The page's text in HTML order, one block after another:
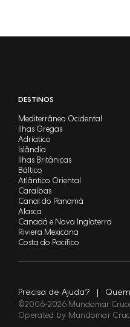
DESTINOS
Mediterrâneo Ocidental
Ilhas Gregas
Adriatico
Islândia
Ilhas Britânicas
Báltico
Atlântico Oriental
Caraíbas
Canal do Panamá
Alasca
Canadá e Nova Inglaterra
Riviera Mexicana
Costa do Pacífico
Precisa de Ajuda?
©2006-2026 Mundomar
Operated by Mundomar